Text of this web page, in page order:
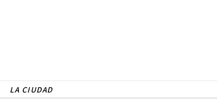
LA CIUDAD